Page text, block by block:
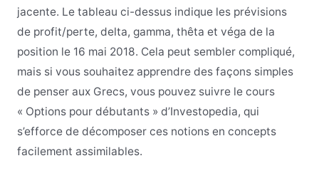
jacente. Le tableau ci-dessus indique les prévisions
de profit/perte, delta, gamma, thêta et véga de la
position le 16 mai 2018. Cela peut sembler compliqué,
mais si vous souhaitez apprendre des façons simples
de penser aux Grecs, vous pouvez suivre le cours
« Options pour débutants » d’Investopedia, qui
s’efforce de décomposer ces notions en concepts
facilement assimilables.